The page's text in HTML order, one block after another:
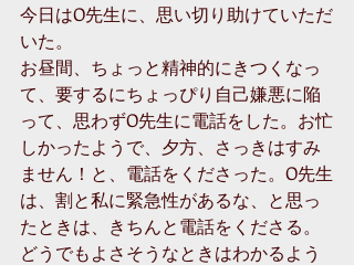
今日はO先生に、思い切り助けていただ
いた。
お昼間、ちょっと精神的にきつくなっ
て、要するにちょっぴり自己嫌悪に陥
って、思わずO先生に電話をした。お忙
しかったようで、夕方、さっきはすみ
ません！と、電話をくださった。O先生
は、割と私に緊急性があるな、と思っ
たときは、きちんと電話をくださる。
どうでもよさそうなときはわかるよう